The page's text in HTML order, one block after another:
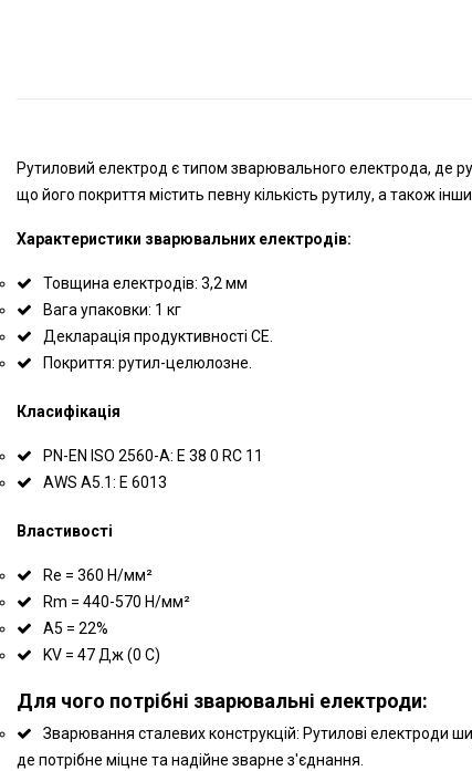
Рутиловий електрод є типом зварювального електрода, де
що його покриття містить певну кількість рутилу, а також
Характеристики зварювальних електродів:
Товщина електродів: 3,2 мм
Вага упаковки: 1 кг
Декларація продуктивності CE.
Покриття: рутил-целюлозне.
Класифікація
PN-EN ISO 2560-A: E 38 0 RC 11
AWS A5.1: E 6013
Властивості
Re = 360 Н/мм²
Rm = 440-570 Н/мм²
A5 = 22%
KV = 47 Дж (0 C)
Для чого потрібні зварювальні електроди:
Зварювання сталевих конструкцій: Рутилові електроди
де потрібне міцне та надійне зварне з'єднання.